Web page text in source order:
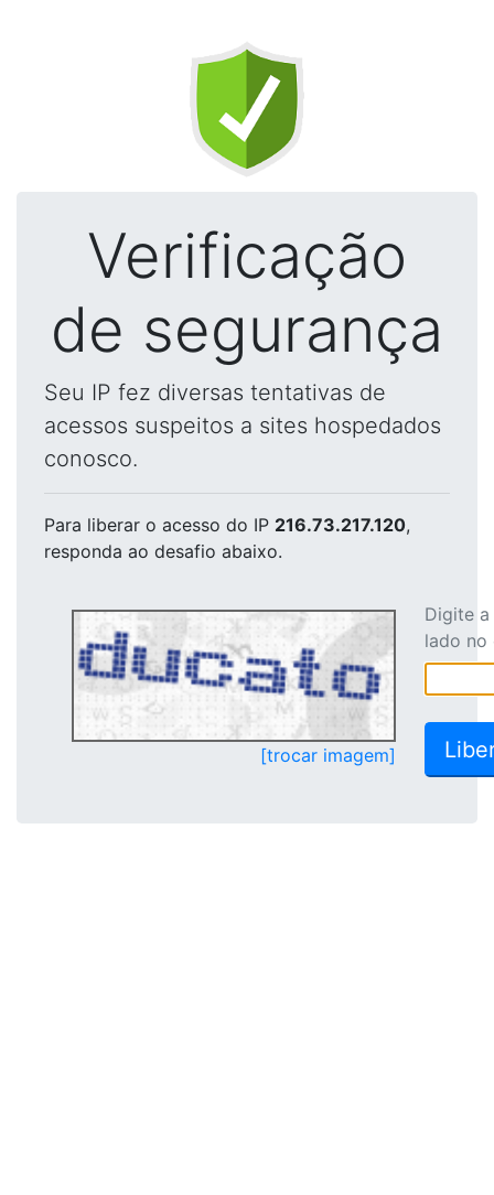
Verificação
de segurança
Seu IP fez diversas tentativas de
acessos suspeitos a sites hospedados
conosco.
Para liberar o acesso do IP 216.73.217.120,
responda ao desafio abaixo.
[trocar imagem]
Digite
lado no